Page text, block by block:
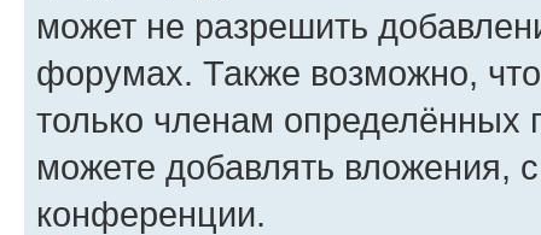
может не разрешить
форумах. Также возможно,
только членам определённых
можете добавлять вложения,
конференции.